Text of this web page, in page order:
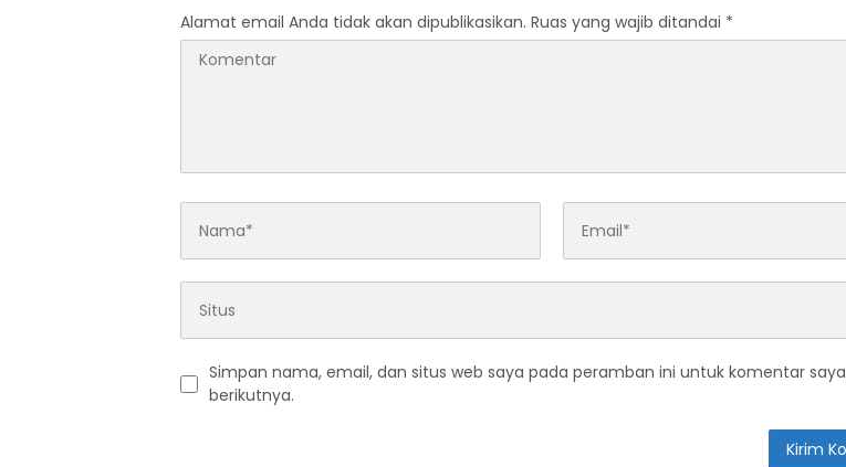
Alamat email Anda tidak akan dipublikasikan. Ruas yang wajib ditandai *
Simpan nama, email, dan situs web saya pada peramban ini untuk komentar saya
berikutnya.